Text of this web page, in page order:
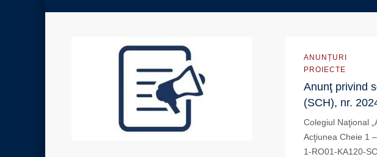
ANUNȚURI
PROIECTE
Anunţ privind
(SCH), nr.
Colegiul Naţional
Acţiunea Cheie 1
1-RO01-KA120-